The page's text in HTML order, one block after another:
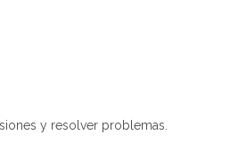
y resolver problemas.